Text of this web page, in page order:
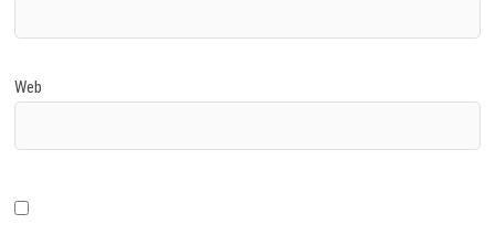
Web